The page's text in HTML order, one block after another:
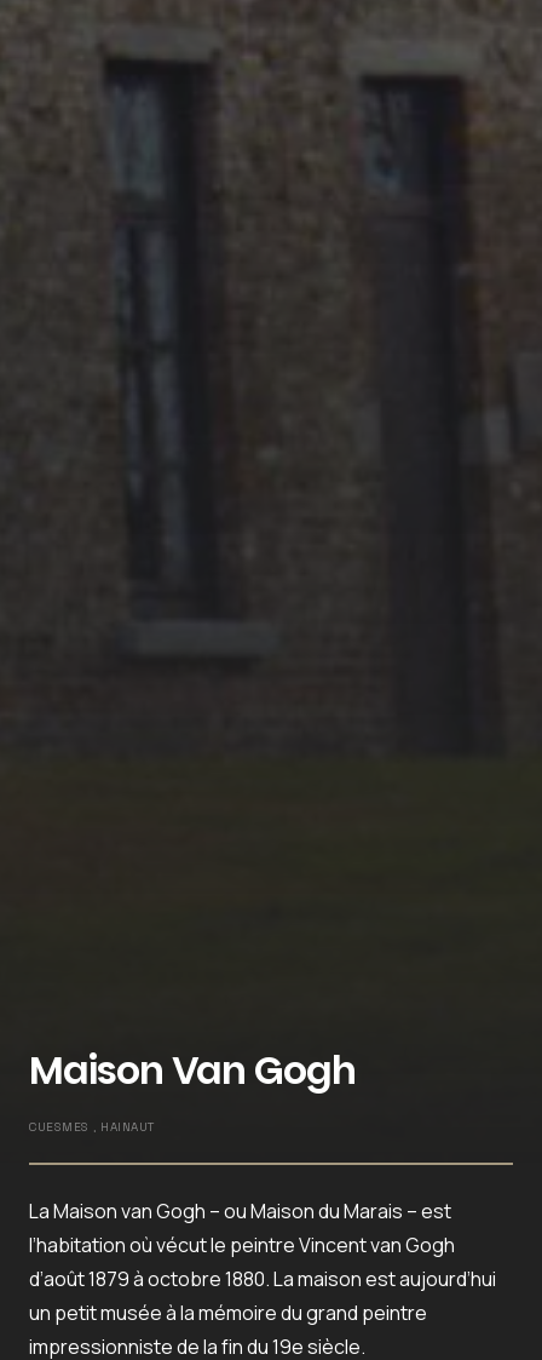
Maison Van Gogh
CUESMES , HAINAUT
La Maison van Gogh – ou Maison du Marais – est
l’habitation où vécut le peintre Vincent van Gogh
d’août 1879 à octobre 1880. La maison est aujourd’hui
un petit musée à la mémoire du grand peintre
impressionniste de la fin du 19e siècle.